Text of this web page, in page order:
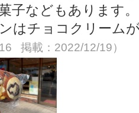
子などもあります
はチョコクリーム
掲載：2022/12/19）